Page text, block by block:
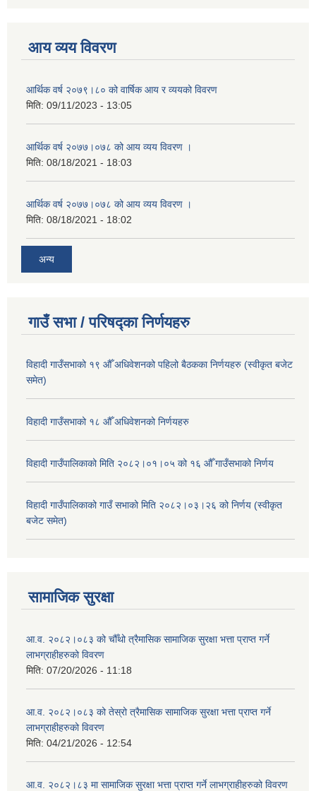
आय व्यय विवरण
आर्थिक वर्ष २०७९।८० को वार्षिक आय र व्ययको विवरण
मिति: 09/11/2023 - 13:05
आर्थिक वर्ष २०७७।०७८ को आय व्यय विवरण ।
मिति: 08/18/2021 - 18:03
आर्थिक वर्ष २०७७।०७८ को आय व्यय विवरण ।
मिति: 08/18/2021 - 18:02
अन्य
गाउँ सभा / परिषद्का निर्णयहरु
विहादी गाउँसभाको १९ औँ अधिवेशनको पहिलो बैठकका निर्णयहरु (स्वीकृत बजेट
समेत)
विहादी गाउँसभाको १८ औँ अधिवेशनको निर्णयहरु
विहादी गाउँपालिकाको मिति २०८२।०१।०५ को १६ औँ गाउँसभाको निर्णय
विहादी गाउँपालिकाको गाउँ सभाको मिति २०८२।०३।२६ को निर्णय (स्वीकृत
बजेट समेत)
सामाजिक सुरक्षा
आ.व. २०८२।०८३ को चौँथो त्रैमासिक सामाजिक सुरक्षा भत्ता प्राप्त गर्ने
लाभग्राहीहरुको विवरण
मिति: 07/20/2026 - 11:18
आ.व. २०८२।०८३ को तेस्रो त्रैमासिक सामाजिक सुरक्षा भत्ता प्राप्त गर्ने
लाभग्राहीहरुको विवरण
मिति: 04/21/2026 - 12:54
आ.व. २०८२।८३ मा सामाजिक सुरक्षा भत्ता प्राप्त गर्ने लाभग्राहीहरुको विवरण